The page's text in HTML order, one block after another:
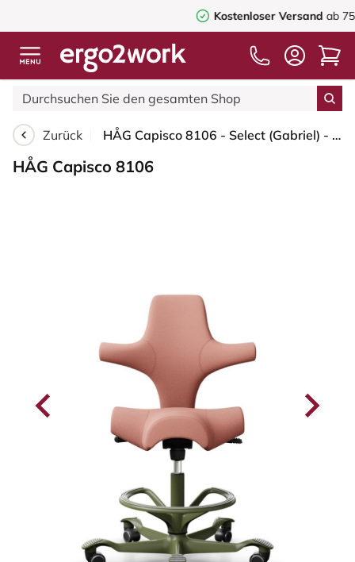
Kostenloser Versandab 75,00€
Zurück HÅG Capisco 8106 - Select (Gabriel) - Wolle / Polyamid - SC64213 - Light blush - Moss Grey - 200 mm (Sitzhöhe 46-64cm) - Harte Rollen für weiche Böden
HÅG Capisco 8106